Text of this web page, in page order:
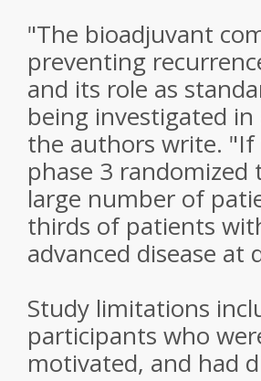
"The bioadjuvant
preventing
and its role as
being investigated
the authors write.
phase 3
large number of
thirds of patients
advanced disease at
Study limitations
participants who
motivated, and had